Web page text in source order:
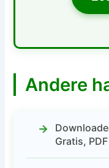
Andere
Gratis, PDF